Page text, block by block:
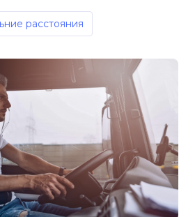
расстояния